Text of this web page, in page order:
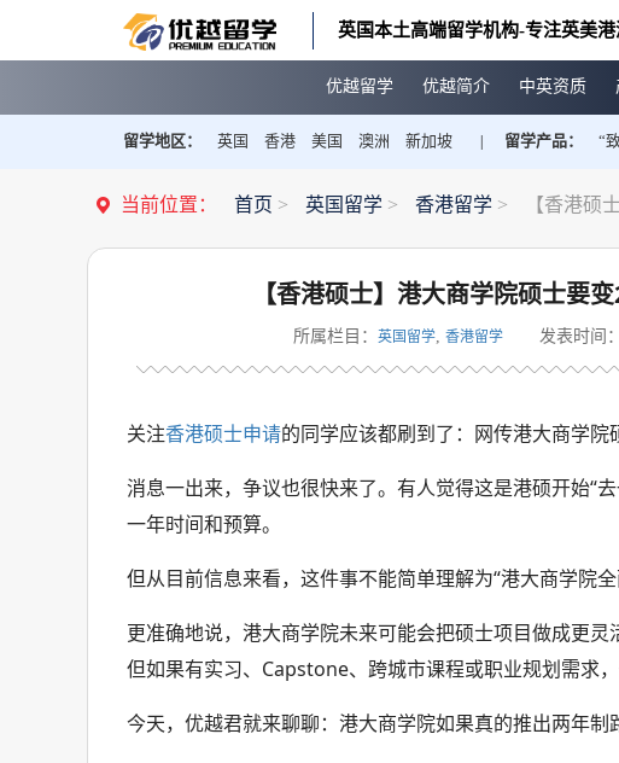
英国本土高端留学机构-专注英美港
优越留学 优越简介 中英资质
留学地区： 英国 香港 美国 澳洲 新加坡 留学产品： “
当前位置： 首页 > 英国留学 > 香港留学 > 【香港硕
【香港硕士】港大商学院硕士要
所属栏目： 英国留学, 香港留学 发表时间
关注香港硕士申请的同学应该都刷到了：网传港大商学院
消息一出来，争议也很快来了。有人觉得这是港硕开始“
一年时间和预算。
但从目前信息来看，这件事不能简单理解为“港大商学院全
更准确地说，港大商学院未来可能会把硕士项目做成更灵
但如果有实习、Capstone、跨城市课程或职业规划需求
今天，优越君就来聊聊：港大商学院如果真的推出两年制